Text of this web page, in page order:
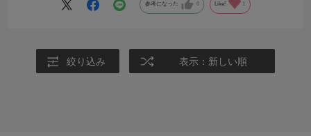
参考になった 0 Like! 1
絞り込み 表示：新しい順